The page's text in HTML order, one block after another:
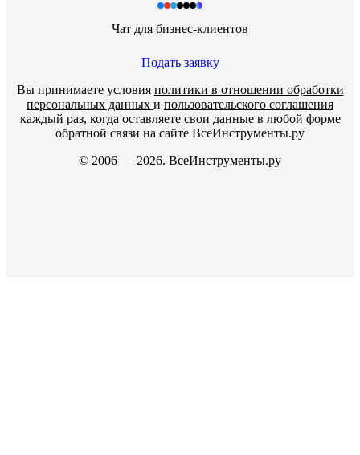
Чат для бизнес-клиентов
Подать заявку
Вы принимаете условия политики в отношении обработки
персональных данных и пользовательского соглашения
каждый раз, когда оставляете свои данные в любой форме
обратной связи на сайте ВсеИнструменты.ру
© 2006 — 2026. ВсеИнструменты.ру